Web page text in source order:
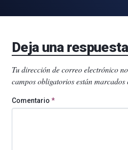
Deja una respuesta
Tu dirección de correo electrónico
campos obligatorios están marcados
Comentario *